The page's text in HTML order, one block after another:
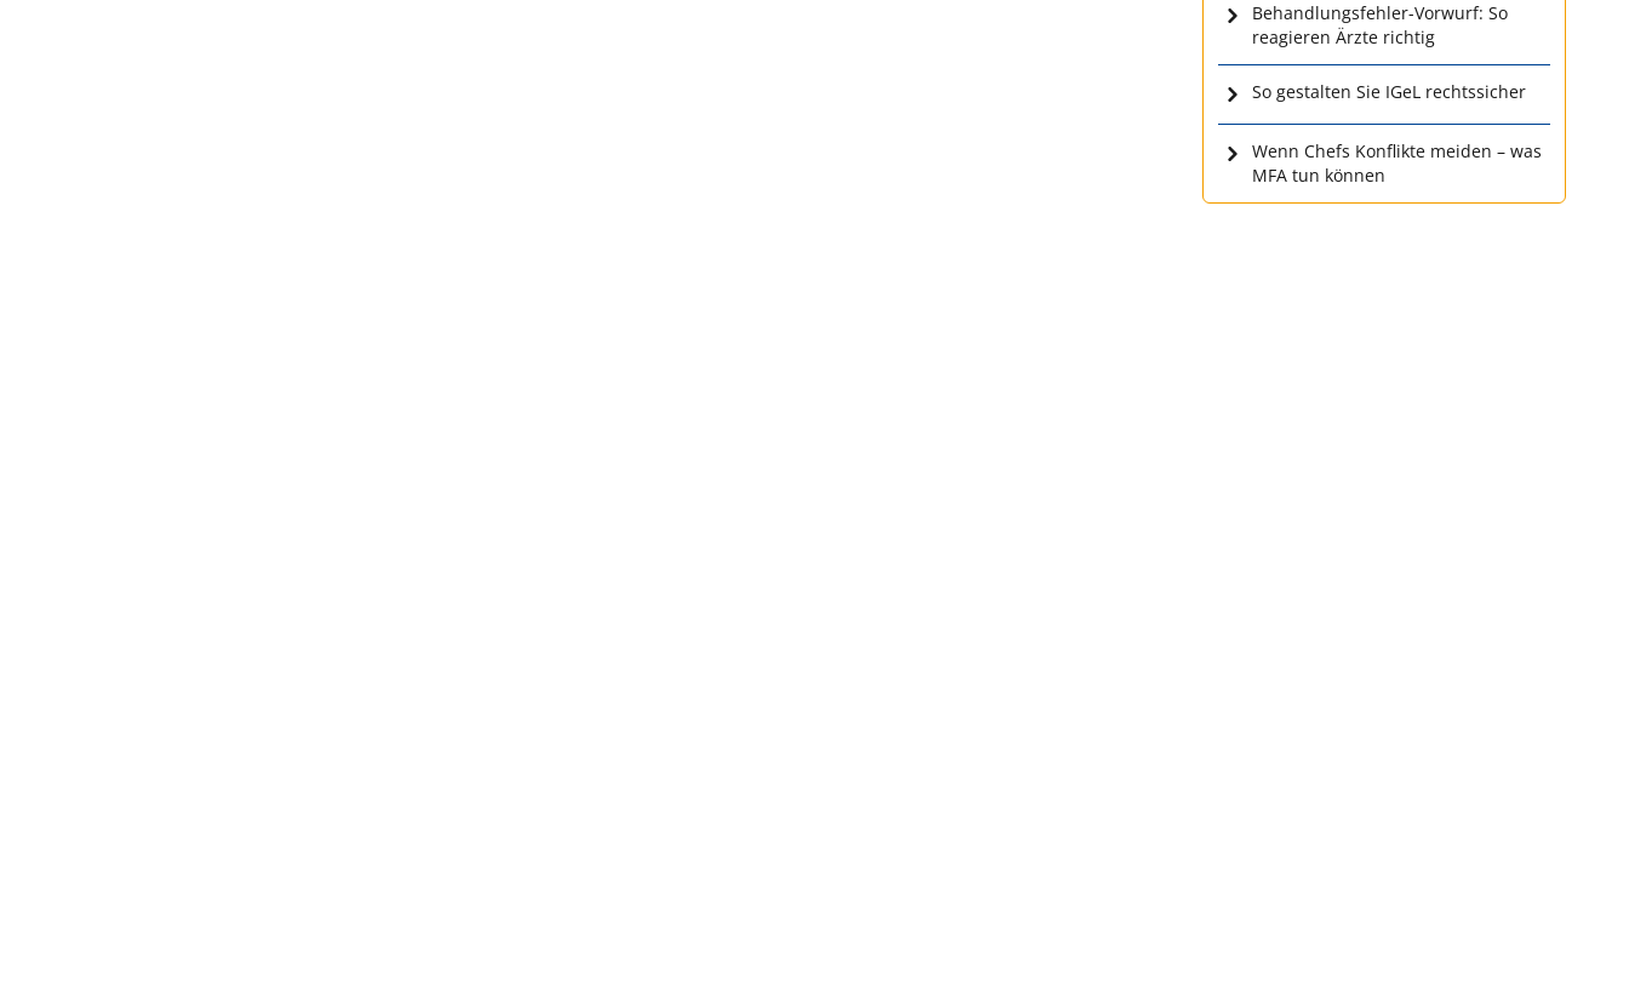
Behandlungsfehler-Vorwurf: So
reagieren Ärzte richtig
So gestalten Sie IGeL rechtssicher
Wenn Chefs Konflikte meiden – was
MFA tun können